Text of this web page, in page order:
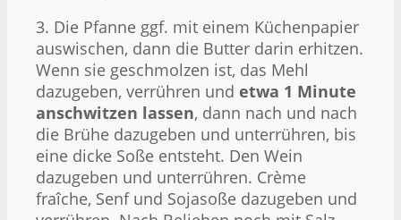
3. Die Pfanne ggf. mit einem Küchenpapier
auswischen, dann die Butter darin erhitzen.
Wenn sie geschmolzen ist, das Mehl
dazugeben, verrühren und etwa 1 Minute
anschwitzen lassen, dann nach und nach
die Brühe dazugeben und unterrühren, bis
eine dicke Soße entsteht. Den Wein
dazugeben und unterrühren. Crème
fraîche, Senf und Sojasoße dazugeben und